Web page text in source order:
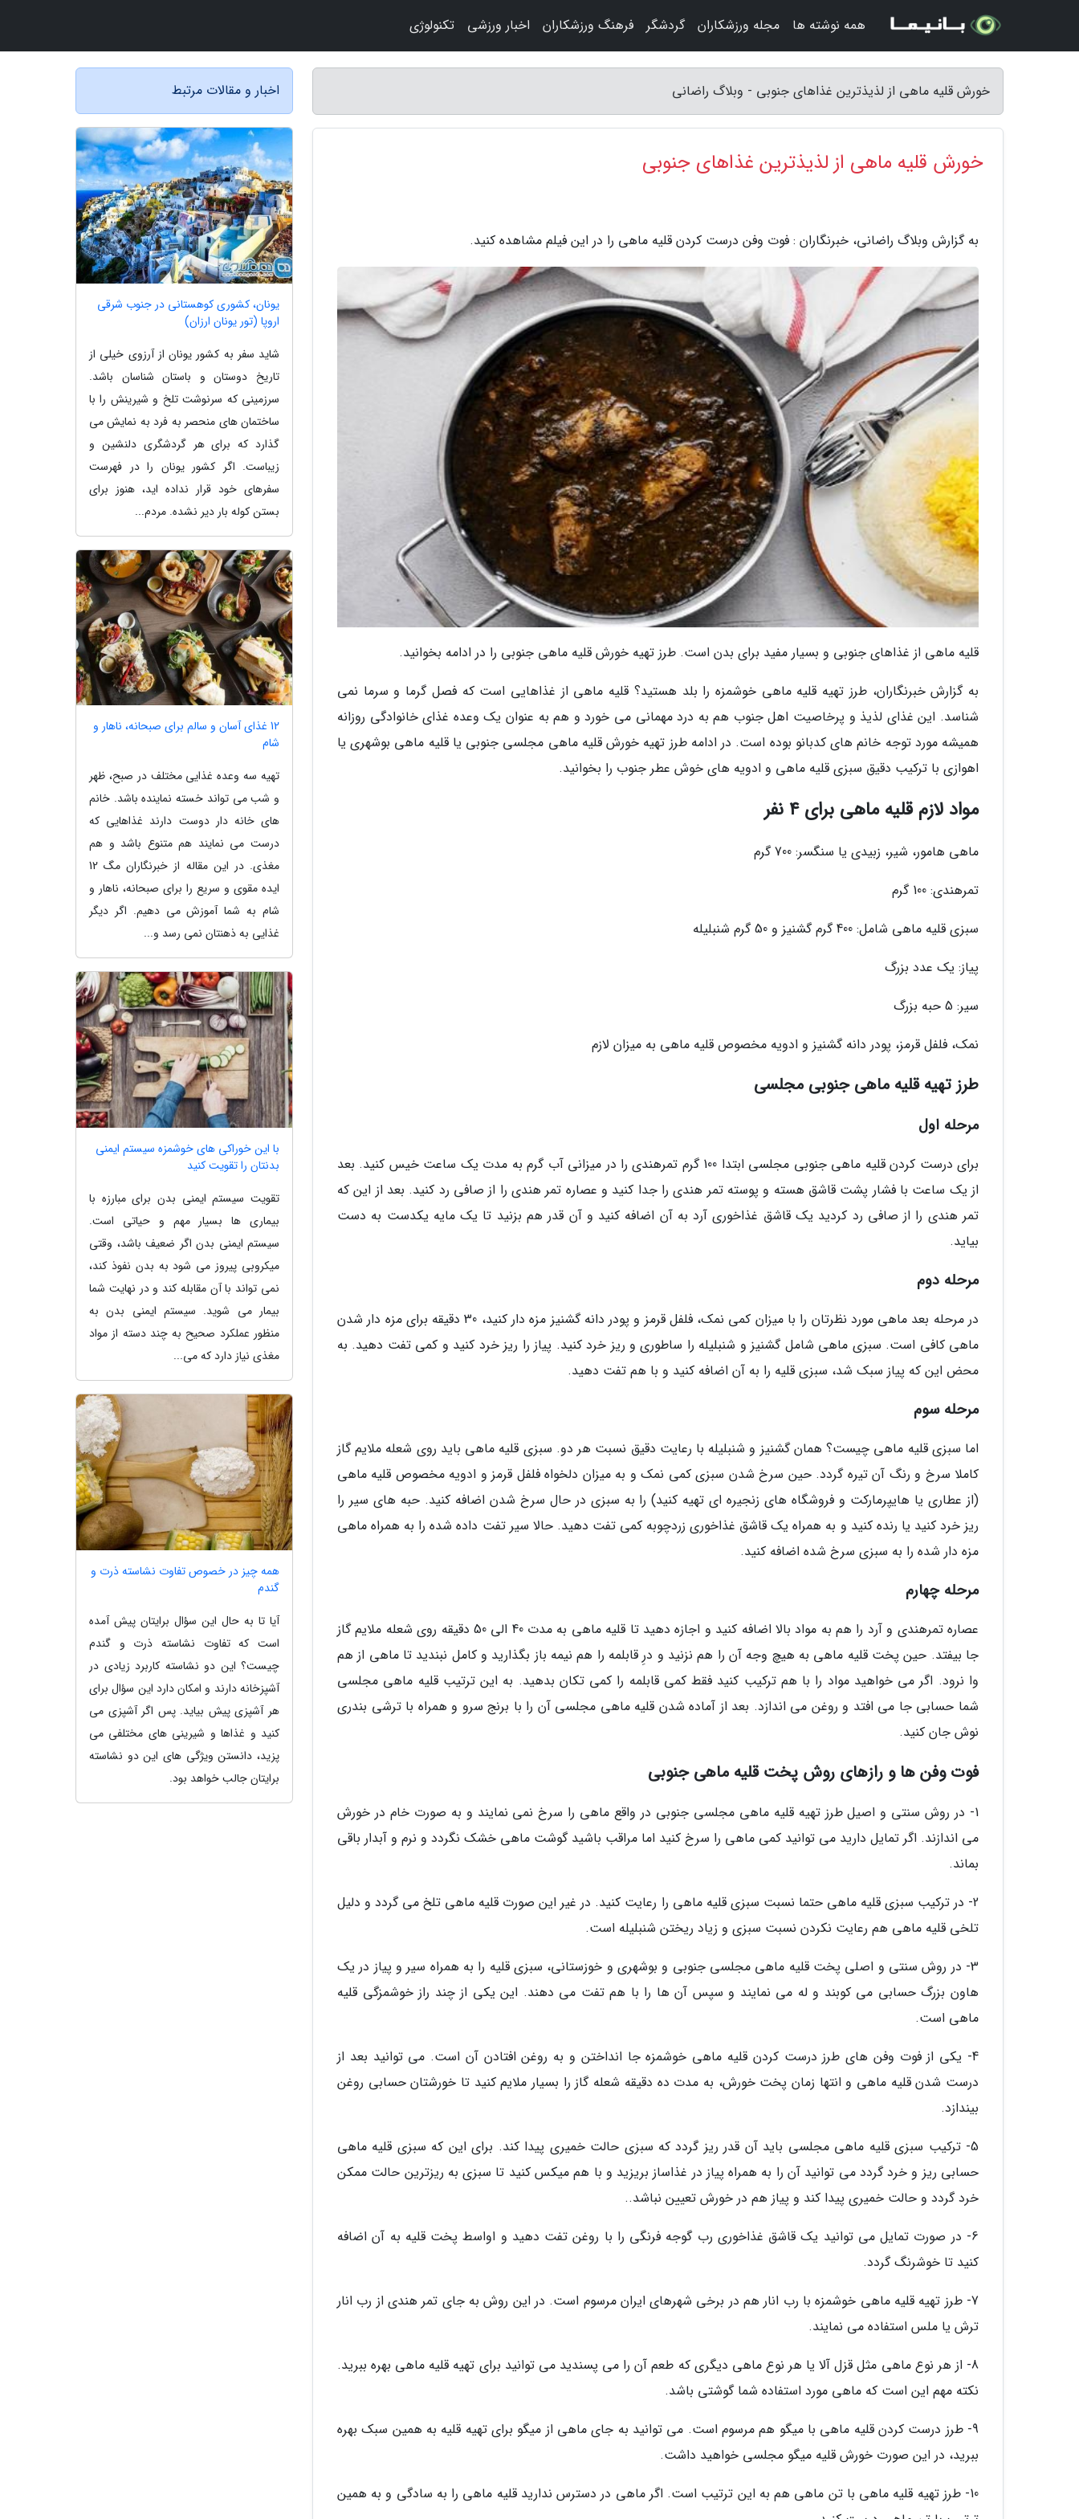
خورش قلیه ماهی از لذیذترین غذاهای جنوبی - وبلاگ راضانی
خورش قلیه ماهی از لذیذترین غذاهای جنوبی
به گزارش وبلاگ راضانی، خبرنگاران : فوت وفن درست کردن قلیه ماهی را در این فیلم مشاهده کنید.
قلیه ماهی از غذاهای جنوبی و بسیار مفید برای بدن است. طرز تهیه خورش قلیه ماهی جنوبی را در ادامه بخوانید.
به گزارش خبرنگاران، طرز تهیه قلیه ماهی خوشمزه را بلد هستید؟ قلیه ماهی از غذاهایی است که فصل گرما و سرما نمی
شناسد. این غذای لذیذ و پرخاصیت اهل جنوب هم به درد مهمانی می خورد و هم به عنوان یک وعده غذای خانوادگی روزانه
همیشه مورد توجه خانم های کدبانو بوده است. در ادامه طرز تهیه خورش قلیه ماهی مجلسی جنوبی یا قلیه ماهی بوشهری یا
اهوازی با ترکیب دقیق سبزی قلیه ماهی و ادویه های خوش عطر جنوب را بخوانید.
مواد لازم قلیه ماهی برای 4 نفر
ماهی هامور، شیر، زبیدی یا سنگسر: 700 گرم
تمرهندی: 100 گرم
سبزی قلیه ماهی شامل: 400 گرم گشنیز و 50 گرم شنبلیله
پیاز: یک عدد بزرگ
سیر: 5 حبه بزرگ
نمک، فلفل قرمز، پودر دانه گشنیز و ادویه مخصوص قلیه ماهی به میزان لازم
طرز تهیه قلیه ماهی جنوبی مجلسی
مرحله اول
برای درست کردن قلیه ماهی جنوبی مجلسی ابتدا 100 گرم تمرهندی را در میزانی آب گرم به مدت یک ساعت خیس کنید. بعد
از یک ساعت با فشار پشت قاشق هسته و پوسته تمر هندی را جدا کنید و عصاره تمر هندی را از صافی رد کنید. بعد از این که
تمر هندی را از صافی رد کردید یک قاشق غذاخوری آرد به آن اضافه کنید و آن قدر هم بزنید تا یک مایه یکدست به دست
بیاید.
مرحله دوم
در مرحله بعد ماهی مورد نظرتان را با میزان کمی نمک، فلفل قرمز و پودر دانه گشنیز مزه دار کنید، 30 دقیقه برای مزه دار شدن
ماهی کافی است. سبزی ماهی شامل گشنیز و شنبلیله را ساطوری و ریز خرد کنید. پیاز را ریز خرد کنید و کمی تفت دهید. به
محض این که پیاز سبک شد، سبزی قلیه را به آن اضافه کنید و با هم تفت دهید.
مرحله سوم
اما سبزی قلیه ماهی چیست؟ همان گشنیز و شنبلیله با رعایت دقیق نسبت هر دو. سبزی قلیه ماهی باید روی شعله ملایم گاز
کاملا سرخ و رنگ آن تیره گردد. حین سرخ شدن سبزی کمی نمک و به میزان دلخواه فلفل قرمز و ادویه مخصوص قلیه ماهی
(از عطاری یا هایپرمارکت و فروشگاه های زنجیره ای تهیه کنید) را به سبزی در حال سرخ شدن اضافه کنید. حبه های سیر را
ریز خرد کنید یا رنده کنید و به همراه یک قاشق غذاخوری زردچوبه کمی تفت دهید. حالا سیر تفت داده شده را به همراه ماهی
مزه دار شده را به سبزی سرخ شده اضافه کنید.
مرحله چهارم
عصاره تمرهندی و آرد را هم به مواد بالا اضافه کنید و اجازه دهید تا قلیه ماهی به مدت 40 الی 50 دقیقه روی شعله ملایم گاز
جا بیفتد. حین پخت قلیه ماهی به هیچ وجه آن را هم نزنید و درِ قابلمه را هم نیمه باز بگذارید و کامل نبندید تا ماهی از هم
وا نرود. اگر می خواهید مواد را با هم ترکیب کنید فقط کمی قابلمه را کمی تکان بدهید. به این ترتیب قلیه ماهی مجلسی
شما حسابی جا می افتد و روغن می اندازد. بعد از آماده شدن قلیه ماهی مجلسی آن را با برنج سرو و همراه با ترشی بندری
نوش جان کنید.
فوت وفن ها و رازهای روش پخت قلیه ماهی جنوبی
1- در روش سنتی و اصیل طرز تهیه قلیه ماهی مجلسی جنوبی در واقع ماهی را سرخ نمی نمایند و به صورت خام در خورش
می اندازند. اگر تمایل دارید می توانید کمی ماهی را سرخ کنید اما مراقب باشید گوشت ماهی خشک نگردد و نرم و آبدار باقی
بماند.
2- در ترکیب سبزی قلیه ماهی حتما نسبت سبزی قلیه ماهی را رعایت کنید. در غیر این صورت قلیه ماهی تلخ می گردد و دلیل
تلخی قلیه ماهی هم رعایت نکردن نسبت سبزی و زیاد ریختن شنبلیله است.
3- در روش سنتی و اصلی پخت قلیه ماهی مجلسی جنوبی و بوشهری و خوزستانی، سبزی قلیه را به همراه سیر و پیاز در یک
هاون بزرگ حسابی می کوبند و له می نمایند و سپس آن ها را با هم تفت می دهند. این یکی از چند راز خوشمزگی قلیه
ماهی است.
4- یکی از فوت وفن های طرز درست کردن قلیه ماهی خوشمزه جا انداختن و به روغن افتادن آن است. می توانید بعد از
درست شدن قلیه ماهی و انتها زمان پخت خورش، به مدت ده دقیقه شعله گاز را بسیار ملایم کنید تا خورشتان حسابی روغن
بیندازد.
5- ترکیب سبزی قلیه ماهی مجلسی باید آن قدر ریز گردد که سبزی حالت خمیری پیدا کند. برای این که سبزی قلیه ماهی
حسابی ریز و خرد گردد می توانید آن را به همراه پیاز در غذاساز بریزید و با هم میکس کنید تا سبزی به ریزترین حالت ممکن
خرد گردد و حالت خمیری پیدا کند و پیاز هم در خورش تعیین نباشد..
6- در صورت تمایل می توانید یک قاشق غذاخوری رب گوجه فرنگی را با روغن تفت دهید و اواسط پخت قلیه به آن اضافه
کنید تا خوشرنگ گردد.
7- طرز تهیه قلیه ماهی خوشمزه با رب انار هم در برخی شهرهای ایران مرسوم است. در این روش به جای تمر هندی از رب انار
ترش یا ملس استفاده می نمایند.
8- از هر نوع ماهی مثل قزل آلا یا هر نوع ماهی دیگری که طعم آن را می پسندید می توانید برای تهیه قلیه ماهی بهره ببرید.
نکته مهم این است که ماهی مورد استفاده شما گوشتی باشد.
9- طرز درست کردن قلیه ماهی با میگو هم مرسوم است. می توانید به جای ماهی از میگو برای تهیه قلیه به همین سبک بهره
ببرید، در این صورت خورش قلیه میگو مجلسی خواهید داشت.
10- طرز تهیه قلیه ماهی با تن ماهی هم به این ترتیب است. اگر ماهی در دسترس ندارید قلیه ماهی را به سادگی و به همین
اخبار و مقالات مرتبط
یونان، کشوری کوهستانی در جنوب شرقی
اروپا (تور یونان ارزان)
شاید سفر به کشور یونان از آرزوی خیلی از
تاریخ دوستان و باستان شناسان باشد.
سرزمینی که سرنوشت تلخ و شیرینش را با
ساختمان های منحصر به فرد به نمایش می
گذارد که برای هر گردشگری دلنشین و
زیباست. اگر کشور یونان را در فهرست
سفرهای خود قرار نداده اید، هنوز برای
بستن کوله بار دیر نشده. مردم...
12 غذای آسان و سالم برای صبحانه، ناهار و
شام
تهیه سه وعده غذایی مختلف در صبح، ظهر
و شب می تواند خسته نماینده باشد. خانم
های خانه دار دوست دارند غذاهایی که
درست می نمایند هم متنوع باشد و هم
مغذی. در این مقاله از خبرنگاران مگ 12
ایده مقوی و سریع را برای صبحانه، ناهار و
شام به شما آموزش می دهیم. اگر دیگر
غذایی به ذهنتان نمی رسد و...
با این خوراکی های خوشمزه سیستم ایمنی
بدنتان را تقویت کنید
تقویت سیستم ایمنی بدن برای مبارزه با
بیماری ها بسیار مهم و حیاتی است.
سیستم ایمنی بدن اگر ضعیف باشد، وقتی
میکروبی پیروز می شود به بدن نفوذ کند،
نمی تواند با آن مقابله کند و در نهایت شما
بیمار می شوید. سیستم ایمنی بدن به
منظور عملکرد صحیح به چند دسته از مواد
مغذی نیاز دارد که می...
همه چیز در خصوص تفاوت نشاسته ذرت و
گندم
آیا تا به حال این سؤال برایتان پیش آمده
است که تفاوت نشاسته ذرت و گندم
چیست؟ این دو نشاسته کاربرد زیادی در
آشپزخانه دارند و امکان دارد این سؤال برای
هر آشپزی پیش بیاید. پس اگر آشپزی می
کنید و غذاها و شیرینی های مختلفی می
پزید، دانستن ویژگی های این دو نشاسته
برایتان جالب خواهد بود.
همه نوشته ها مجله ورزشکاران گردشگر فرهنگ ورزشکاران اخبار ورزشی تکنولوژی